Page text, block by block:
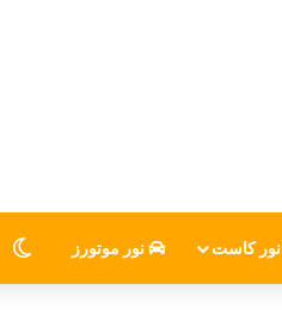
نور كاست نور موتورز